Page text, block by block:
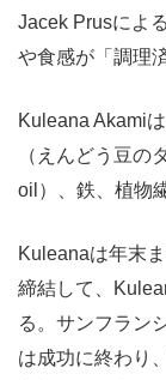
Jacek Prusによ
や食感が「調理
Kuleana Akami
（えんどう豆の
oil）、鉄、植物
Kuleanaは年末
締結して、
る。サンフラン
は成功に終わり